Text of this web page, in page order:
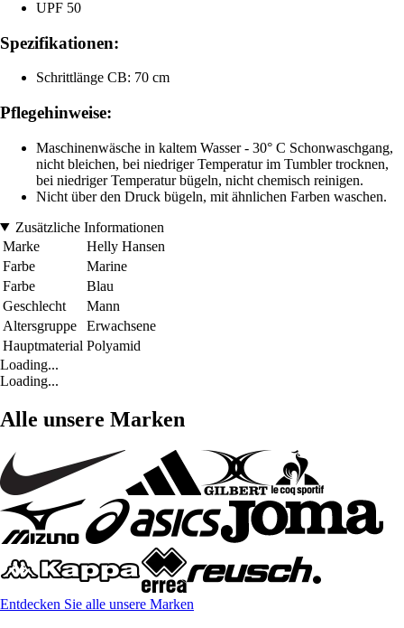
UPF 50
Spezifikationen:
Schrittlänge CB: 70 cm
Pflegehinweise:
Maschinenwäsche in kaltem Wasser - 30° C Schonwaschgang,
nicht bleichen, bei niedriger Temperatur im Tumbler trocknen,
bei niedriger Temperatur bügeln, nicht chemisch reinigen.
Nicht über den Druck bügeln, mit ähnlichen Farben waschen.
Zusätzliche Informationen
Marke
Helly Hansen
Farbe
Marine
Farbe
Blau
Geschlecht
Mann
Altersgruppe
Erwachsene
Hauptmaterial Polyamid
Loading...
Loading...
Alle unsere Marken
Entdecken Sie alle unsere Marken